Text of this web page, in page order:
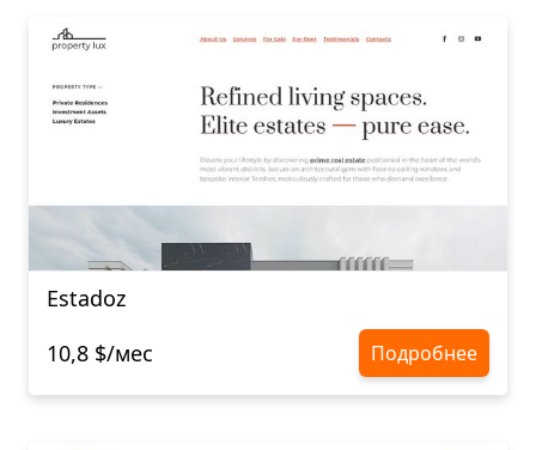
Estadoz
10,8 $/мес
Подробнее